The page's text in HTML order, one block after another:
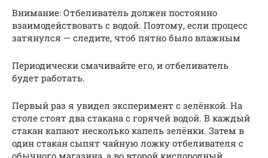
Внимание: Отбеливатель должен постоянно
взаимодействовать с водой. Поэтому, если процесс
затянулся — следите, чтоб пятно было влажным
Периодически смачивайте его, и отбеливатель
будет работать.
Первый раз я увидел эксперимент с зелёнкой. На
столе стоят два стакана с горячей водой. В каждый
стакан капают несколько капель зелёнки. Затем в
один стакан сыпят чайную ложку отбеливателя с
обычного магазина, а во второй кислородный